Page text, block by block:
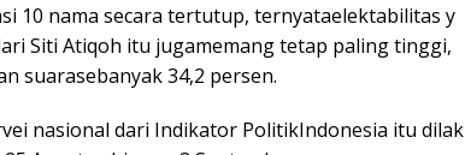
10 nama secara tertutup, ternyataelektabilitas y
Siti Atiqoh itu jugamemang tetap paling tinggi,
suarasebanyak 34,2 persen.
nasional dari Indikator PolitikIndonesia itu dilak